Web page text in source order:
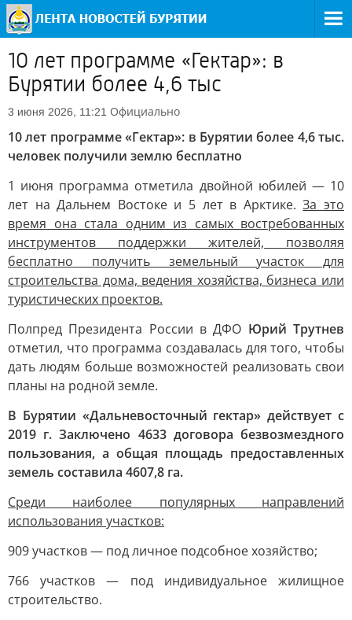
10 лет программе «Гектар»: в
Бурятии более 4,6 тыс
3 июня 2026, 11:21 Официально
10 лет программе «Гектар»: в Бурятии более 4,6 тыс.
человек получили землю бесплатно
1 июня программа отметила двойной юбилей — 10
лет на Дальнем Востоке и 5 лет в Арктике.За это
время она стала одним из самых востребованных
инструментов поддержки жителей, позволяя
бесплатно получить земельный участок для
строительства дома, ведения хозяйства, бизнеса или
туристических проектов.
Полпред Президента России в ДФО Юрий Трутнев
отметил, что программа создавалась для того, чтобы
дать людям больше возможностей реализовать свои
планы на родной земле.
В Бурятии «Дальневосточный гектар» действует с
2019 г. Заключено 4633 договора безвозмездного
пользования, а общая площадь предоставленных
земель составила 4607,8 га.
Среди наиболее популярных направлений
использования участков:
909 участков — под личное подсобное хозяйство;
766 участков — под индивидуальное жилищное
строительство.